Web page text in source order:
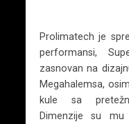
Prolimatech je
performansi,
zasnovan na
Megahalemsa,
kule sa
Dimenzije su